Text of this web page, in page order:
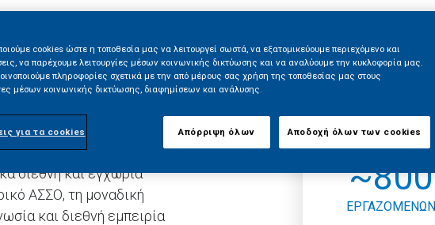
εταιρία
θυγατρική της Philip
της ελληνικής
εφόδια τους
διεθνή και εγχώρια
ΑΣΣΟ, τη μοναδική
και διεθνή εμπειρία
~800
ΕΡΓΑΖΟΜΕΝΩΝ
cookies ώστε η τοποθεσία μας να λειτουργεί σωστά, να εξατομικεύουμε περιεχόμενο και
να παρέχουμε λειτουργίες μέσων κοινωνικής δικτύωσης και να αναλύουμε την κυκλοφορία μας.
πληροφορίες σχετικά με την από μέρους σας χρήση της τοποθεσίας μας στους
μέσων κοινωνικής δικτύωσης, διαφημίσεων και ανάλυσης.
για τα cookies Απόρριψη όλων Αποδοχή όλων των cookies